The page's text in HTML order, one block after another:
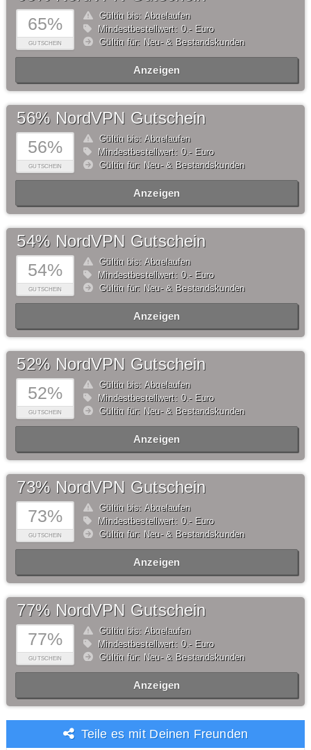
65%
GUTSCHEIN
Gültig bis: Abgelaufen
Mindestbestellwert: 0,- Euro
Gültig für: Neu- & Bestandskunden
Anzeigen
56%
GUTSCHEIN
56% NordVPN Gutschein
Gültig bis: Abgelaufen
Mindestbestellwert: 0,- Euro
Gültig für: Neu- & Bestandskunden
Anzeigen
54%
GUTSCHEIN
54% NordVPN Gutschein
Gültig bis: Abgelaufen
Mindestbestellwert: 0,- Euro
Gültig für: Neu- & Bestandskunden
Anzeigen
52%
GUTSCHEIN
52% NordVPN Gutschein
Gültig bis: Abgelaufen
Mindestbestellwert: 0,- Euro
Gültig für: Neu- & Bestandskunden
Anzeigen
73%
GUTSCHEIN
73% NordVPN Gutschein
Gültig bis: Abgelaufen
Mindestbestellwert: 0,- Euro
Gültig für: Neu- & Bestandskunden
Anzeigen
77%
GUTSCHEIN
77% NordVPN Gutschein
Gültig bis: Abgelaufen
Mindestbestellwert: 0,- Euro
Gültig für: Neu- & Bestandskunden
Anzeigen
Teile es mit Deinen Freunden